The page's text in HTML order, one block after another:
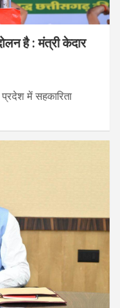
है : मंत्री केदार
में सहकारिता